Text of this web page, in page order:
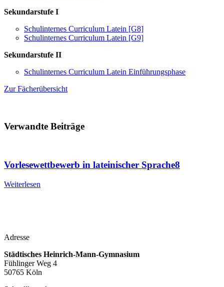
Sekundarstufe I
Schulinternes Curriculum Latein [G8]
Schulinternes Curriculum Latein [G9]
Sekundarstufe II
Schulinternes Curriculum Latein Einführungsphase
Zur Fächerübersicht
Verwandte Beiträge
Vorlesewettbewerb in lateinischer Sprache8
Weiterlesen
Adresse
Städtisches Heinrich-Mann-Gymnasium
Fühlinger Weg 4
50765 Köln